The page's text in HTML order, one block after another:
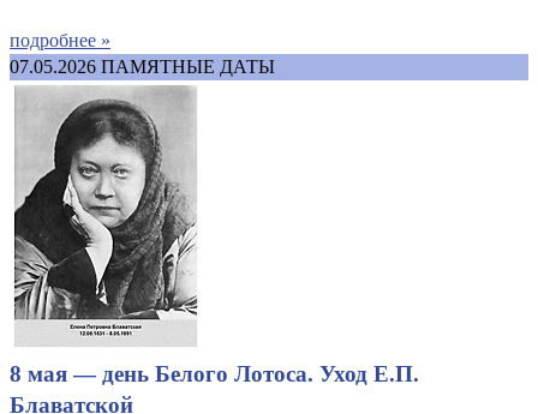
подробнее »
07.05.2026 ПАМЯТНЫЕ ДАТЫ
8 мая — день Белого Лотоса. Уход Е.П.
Блаватской